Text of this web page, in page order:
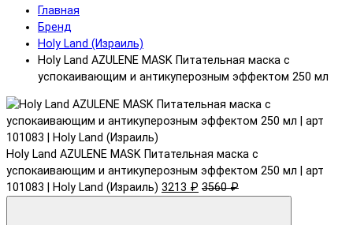
Главная
Бренд
Holy Land (Израиль)
Holy Land AZULENE MASK Питательная маска с
успокаивающим и антикуперозным эффектом 250 мл
Holy Land AZULENE MASK Питательная маска с
успокаивающим и антикуперозным эффектом 250 мл | арт
101083 | Holy Land (Израиль) 3213 ₽ 3560 ₽